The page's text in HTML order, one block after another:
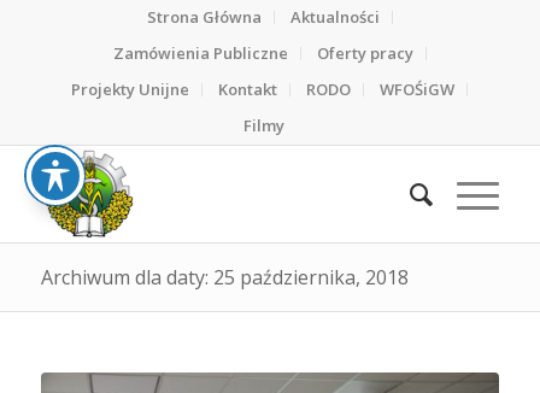
Strona Główna
Aktualności
Zamówienia Publiczne
Oferty pracy
Projekty Unijne
Kontakt RODO
WFOŚiGW
Filmy
Archiwum dla daty: 25 października, 2018